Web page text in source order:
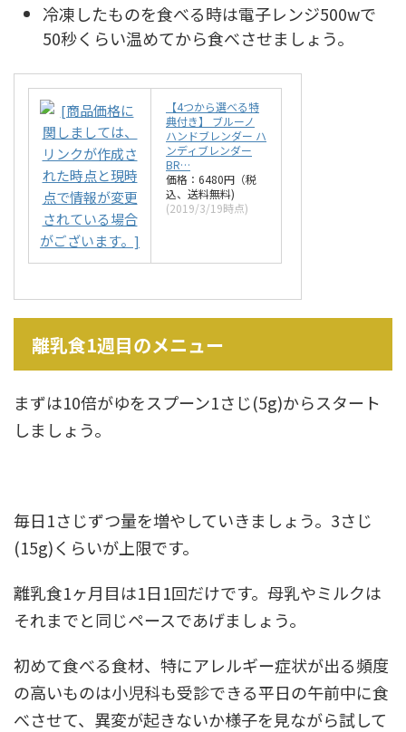
冷凍したものを食べる時は電子レンジ500wで
50秒くらい温めてから食べさせましょう。
【4つから選べる特
典付き】 ブルーノ
ハンドブレンダー ハ
ンディブレンダー
BR…
価格：6480円（税
込、送料無料)
(2019/3/19時点)
離乳食1週目のメニュー
まずは10倍がゆをスプーン1さじ(5g)からスタート
しましょう。
毎日1さじずつ量を増やしていきましょう。3さじ
(15g)くらいが上限です。
離乳食1ヶ月目は1日1回だけです。母乳やミルクは
それまでと同じペースであげましょう。
初めて食べる食材、特にアレルギー症状が出る頻度
の高いものは小児科も受診できる平日の午前中に食
べさせて、異変が起きないか様子を見ながら試して